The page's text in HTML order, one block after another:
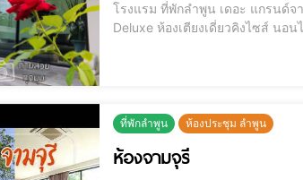
โรงแรม ที่พักลำพูน เดอะ แกรนด์จา
Deluxe ห้องเตียงเดี่ยวคิงไซส์ นอนได้ห้องละ 2 คน
ที่พักลำพูน ห้องประชุม ลำพูน
ห้องจามจุรี